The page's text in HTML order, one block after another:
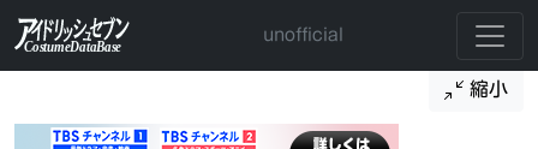
unofficial
縮小